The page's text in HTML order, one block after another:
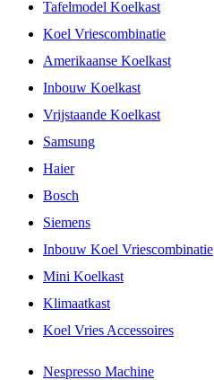
Tafelmodel Koelkast
Koel Vriescombinatie
Amerikaanse Koelkast
Inbouw Koelkast
Vrijstaande Koelkast
Samsung
Haier
Bosch
Siemens
Inbouw Koel Vriescombinatie
Mini Koelkast
Klimaatkast
Koel Vries Accessoires
Nespresso Machine